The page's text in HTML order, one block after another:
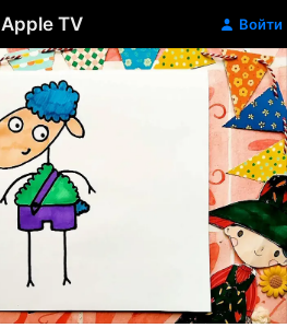
Apple TV Войти